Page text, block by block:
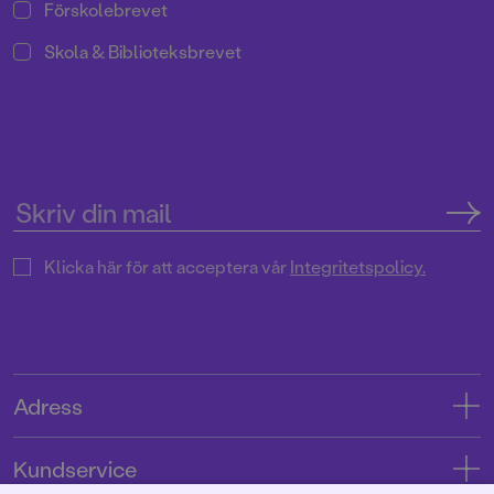
Förskolebrevet
Skola & Biblioteksbrevet
Klicka här för att acceptera vårIntegritetspolicy.
Adress
Kundservice